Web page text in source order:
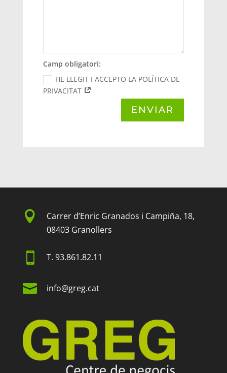
Camp obligatori:
HE LLEGIT I ACCEPTO LA POLÍTICA DE
PRIVACITAT
ENVIAR

Carrer d’Enric Granados i Campiña, 18,
08403 Granollers
 T. 93.861.82.11
 info@greg.cat